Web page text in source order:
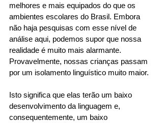
melhores e mais equipados do que os
ambientes escolares do Brasil. Embora
não haja pesquisas com esse nível de
análise aqui, podemos supor que nossa
realidade é muito mais alarmante.
Provavelmente, nossas crianças passam
por um isolamento linguístico muito maior.
Isto significa que elas terão um baixo
desenvolvimento da linguagem e,
consequentemente, um baixo